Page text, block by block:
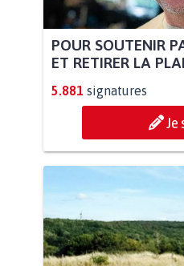
POUR SOUTENIR
ET RETIRER LA
5.881 signatures
Je